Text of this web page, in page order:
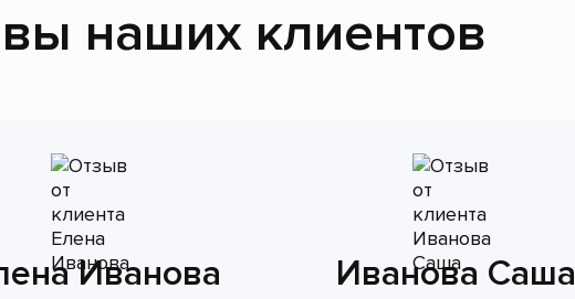
наших клиентов
Иванова Иванова Саша